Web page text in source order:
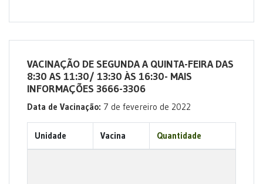
VACINAÇÃO DE SEGUNDA A QUINTA-FEIRA DAS
8:30 AS 11:30/ 13:30 ÀS 16:30- MAIS
INFORMAÇÕES 3666-3306
Data de Vacinação: 7 de fevereiro de 2022
Unidade Vacina Quantidade